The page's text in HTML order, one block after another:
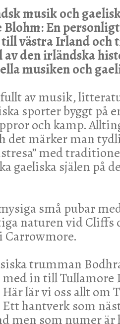
musik och
Blohm: En
västra Irland och
den irländska
musiken och
av musik,
sporter byggt på
och kamp.
det märker man
med
gaeliska själen på
små pubar
naturen vid Cliffs
Carrowmore.
trumman
in till Tullamore
lär vi oss allt om
hantverk som
men som numer är